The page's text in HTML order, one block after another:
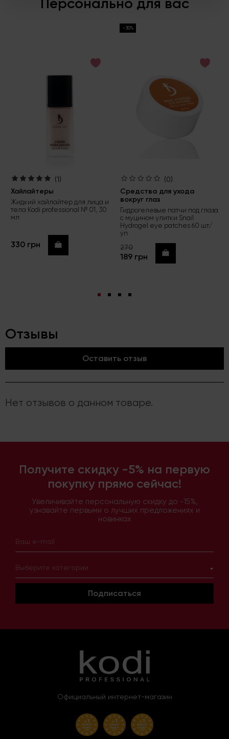
(1)
Хайлайтеры
Жидкий хайлайтер для лица и
тела Kodi professional № 01, 30
мл
330 грн Купить
-30%
(0)
Средства для ухода
вокруг глаз
Гидрогелевые патчи под глаза
с муцином улитки Snail
Hydrogel eye patches 60 шт/
уп
270
189 грн Купить
Отзывы
Оставить отзыв
Нет отзывов о данном товаре.
Получите скидку -5% на первую
покупку прямо сейчас!
Увеличивайте персональную скидку до -15%,
узнавайте первыми о лучших предложениях и
новинках
Выберите категории
Подписаться
Официальный интернет-магазин